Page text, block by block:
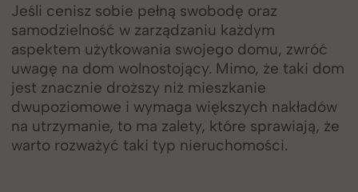
Jeśli cenisz sobie pełną swobodę oraz
samodzielność w zarządzaniu każdym
aspektem użytkowania swojego domu, zwróć
uwagę na dom wolnostojący. Mimo, że taki dom
jest znacznie droższy niż mieszkanie
dwupoziomowe i wymaga większych nakładów
na utrzymanie, to ma zalety, które sprawiają, że
warto rozważyć taki typ nieruchomości.